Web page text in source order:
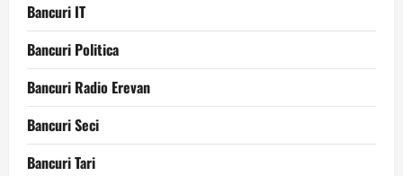
Bancuri IT
Bancuri Politica
Bancuri Radio Erevan
Bancuri Seci
Bancuri Tari